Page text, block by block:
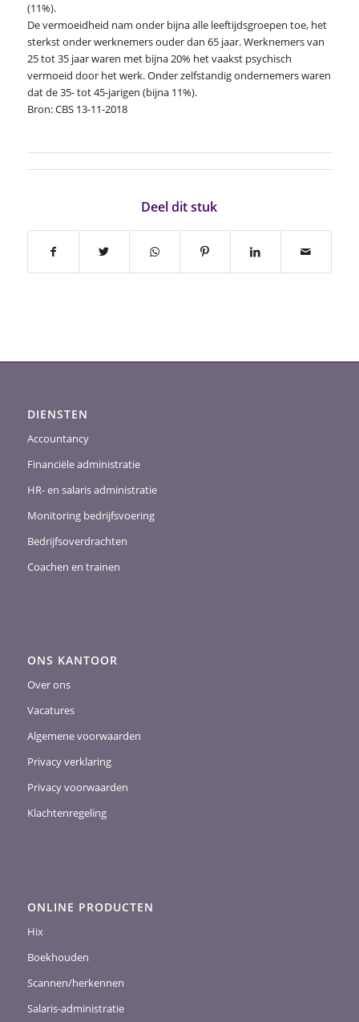
(11%).
De vermoeidheid nam onder bijna alle leeftijdsgroepen toe, het
sterkst onder werknemers ouder dan 65 jaar. Werknemers van
25 tot 35 jaar waren met bijna 20% het vaakst psychisch
vermoeid door het werk. Onder zelfstandig ondernemers waren
dat de 35- tot 45-jarigen (bijna 11%).
Bron: CBS 13-11-2018
Deel dit stuk
DIENSTEN
Accountancy
Financiële administratie
HR- en salaris administratie
Monitoring bedrijfsvoering
Bedrijfsoverdrachten
Coachen en trainen
ONS KANTOOR
Over ons
Vacatures
Algemene voorwaarden
Privacy verklaring
Privacy voorwaarden
Klachtenregeling
ONLINE PRODUCTEN
Hix
Boekhouden
Scannen/herkennen
Salaris-administratie